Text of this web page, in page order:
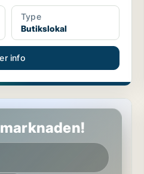
Type
Butikslokal
info